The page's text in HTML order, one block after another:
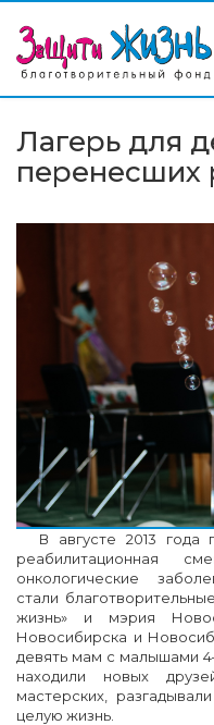
Лагерь для
перенесших
В августе 2013
реабилитационная
онкологические
стали
жизнь» и мэрия
Новосибирска и
девять мам с малышами
находили новых
мастерских,
целую жизнь.